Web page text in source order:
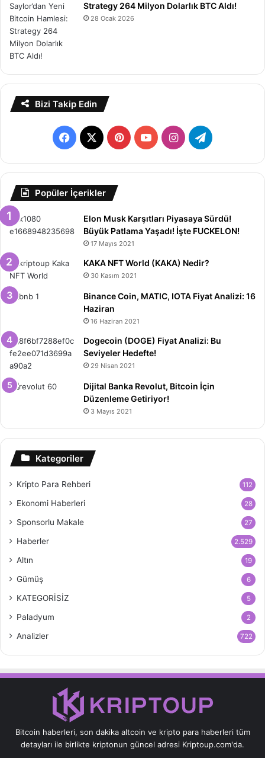
Strategy 264 Milyon Dolarlık BTC Aldı!
28 Ocak 2026
Bizi Takip Edin
Facebook
X PinterestYouTubeInstagramTelegram
Popüler İçerikler
Elon Musk Karşıtları Piyasaya Sürdü!
Büyük Patlama Yaşadı! İşte FUCKELON!
17 Mayıs 2021
KAKA NFT World (KAKA) Nedir?
30 Kasım 2021
Binance Coin, MATIC, IOTA Fiyat Analizi: 16
Haziran
16 Haziran 2021
Dogecoin (DOGE) Fiyat Analizi: Bu
Seviyeler Hedefte!
29 Nisan 2021
Dijital Banka Revolut, Bitcoin İçin
Düzenleme Getiriyor!
3 Mayıs 2021
Kategoriler
Kripto Para Rehberi 112
Ekonomi Haberleri 28
Sponsorlu Makale 27
Haberler 2.529
Altın 19
Gümüş 6
KATEGORİSİZ 5
Paladyum 2
Analizler 722
Bitcoin haberleri, son dakika altcoin ve kripto para haberleri tüm
detayları ile birlikte kriptonun güncel adresi Kriptoup.com'da.